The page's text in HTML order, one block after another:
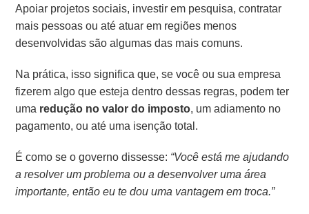
Apoiar projetos sociais, investir em pesquisa, contratar
mais pessoas ou até atuar em regiões menos
desenvolvidas são algumas das mais comuns.
Na prática, isso significa que, se você ou sua empresa
fizerem algo que esteja dentro dessas regras, podem ter
uma redução no valor do imposto, um adiamento no
pagamento, ou até uma isenção total.
É como se o governo dissesse: “Você está me ajudando
a resolver um problema ou a desenvolver uma área
importante, então eu te dou uma vantagem em troca.”